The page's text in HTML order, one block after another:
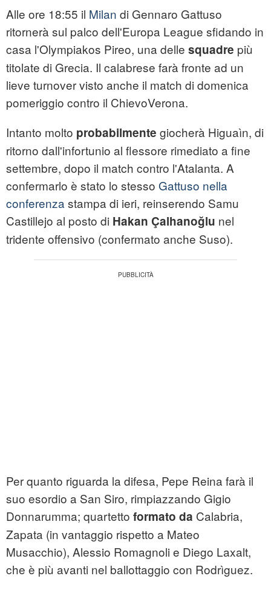
Alle ore 18:55 il Milan di Gennaro Gattuso
ritornerà sul palco dell'Europa League sfidando in
casa l'Olympiakos Pireo, una delle squadre più
titolate di Grecia. Il calabrese farà fronte ad un
lieve turnover visto anche il match di domenica
pomeriggio contro il ChievoVerona.
Intanto molto probabilmente giocherà Higuaìn, di
ritorno dall'infortunio al flessore rimediato a fine
settembre, dopo il match contro l'Atalanta. A
confermarlo è stato lo stesso Gattuso nella
conferenza stampa di ieri, reinserendo Samu
Castillejo al posto di Hakan Çalhanoğlu nel
tridente offensivo (confermato anche Suso).
Per quanto riguarda la difesa, Pepe Reina farà il
suo esordio a San Siro, rimpiazzando Gigio
Donnarumma; quartetto formato da Calabria,
Zapata (in vantaggio rispetto a Mateo
Musacchio), Alessio Romagnoli e Diego Laxalt,
che è più avanti nel ballottaggio con Rodrìguez.